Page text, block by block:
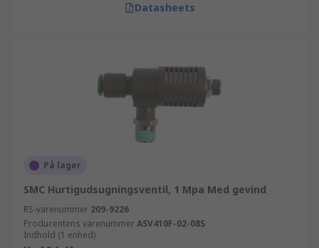
Datasheets
På lager
SMC Hurtigudsugningsventil, 1 Mpa Med gevind
RS-varenummer 209-9226
Producentens varenummerASV410F-02-08S
Indhold (1 enhed)